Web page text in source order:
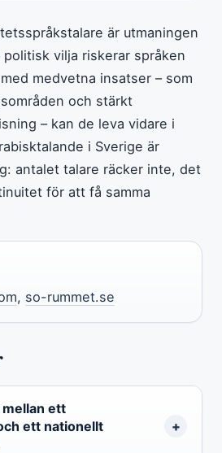
är utmaningen
vilja riskerar språken
medvetna insatser – som
och stärkt
– kan de leva vidare i
i Sverige är
antalet talare räcker inte, det
för att få samma
, so-rummet.se
mellan ett
ett nationellt